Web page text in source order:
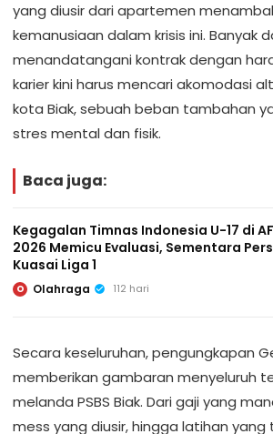
yang diusir dari apartemen
kemanusiaan dalam krisis ini. Banyak
menandatangani kontrak dengan
karier kini harus mencari akomodasi
kota Biak, sebuah beban tambahan
stres mental dan fisik.
Baca juga:
Kegagalan Timnas Indonesia U-17 di
2026 Memicu Evaluasi, Sementara
Kuasai Liga 1
O Olahraga 112 hari
Secara keseluruhan, pengungkapan
memberikan gambaran menyeluruh
melanda PSBS Biak. Dari gaji yang
mess yang diusir, hingga latihan